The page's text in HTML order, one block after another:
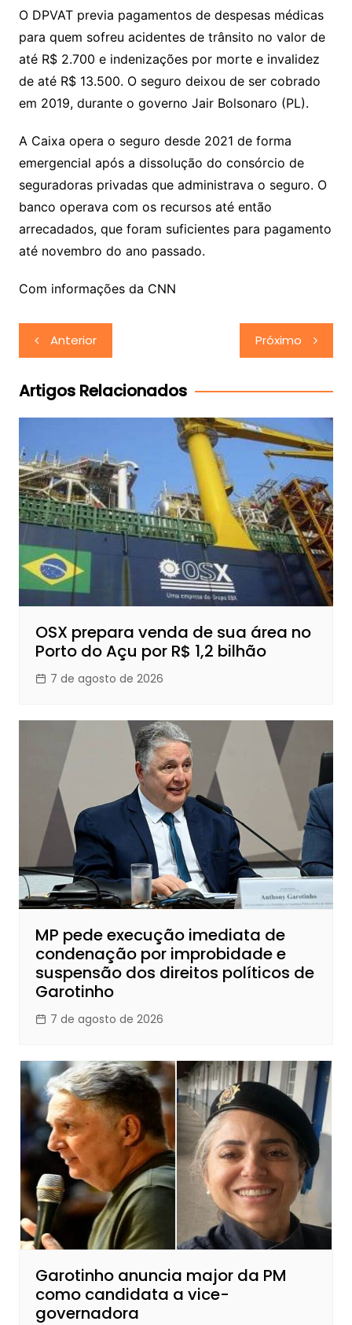
O DPVAT previa pagamentos de despesas médicas
para quem sofreu acidentes de trânsito no valor de
até R$ 2.700 e indenizações por morte e invalidez
de até R$ 13.500. O seguro deixou de ser cobrado
em 2019, durante o governo Jair Bolsonaro (PL).
A Caixa opera o seguro desde 2021 de forma
emergencial após a dissolução do consórcio de
seguradoras privadas que administrava o seguro. O
banco operava com os recursos até então
arrecadados, que foram suficientes para pagamento
até novembro do ano passado.
Com informações da CNN
Navegação
de
Post
Anterior Próximo
Artigos Relacionados
OSX prepara venda de sua área no
Porto do Açu por R$ 1,2 bilhão
7 de agosto de 2026
MP pede execução imediata de
condenação por improbidade e
suspensão dos direitos políticos de
Garotinho
7 de agosto de 2026
Garotinho anuncia major da PM
como candidata a vice-
governadora